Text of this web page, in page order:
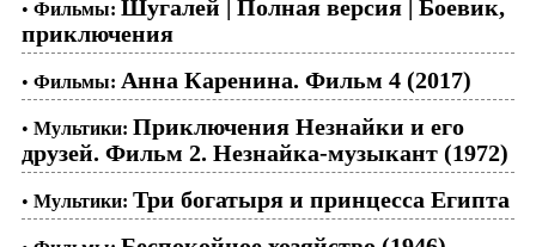
• Фильмы: Шугалей | Полная версия | Боевик,
приключения
• Фильмы: Анна Каренина. Фильм 4 (2017)
• Мультики: Приключения Незнайки и его
друзей. Фильм 2. Незнайка-музыкант (1972)
• Мультики: Три богатыря и принцесса Египта